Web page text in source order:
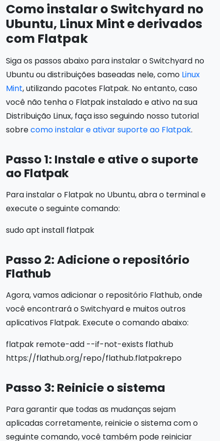
Como instalar o Switchyard no
Ubuntu, Linux Mint e derivados
com Flatpak
Siga os passos abaixo para instalar o Switchyard no
Ubuntu ou distribuições baseadas nele, como Linux
Mint, utilizando pacotes Flatpak. No entanto, caso
você não tenha o Flatpak instalado e ativo na sua
Distribuição Linux, faça isso seguindo nosso tutorial
sobrecomo instalar e ativar suporte ao Flatpak.
Passo 1: Instale e ative o suporte
ao Flatpak
Para instalar o Flatpak no Ubuntu, abra o terminal e
execute o seguinte comando:
sudo apt install flatpak
Passo 2: Adicione o repositório
Flathub
Agora, vamos adicionar o repositório Flathub, onde
você encontrará o Switchyard e muitos outros
aplicativos Flatpak. Execute o comando abaixo:
flatpak remote-add --if-not-exists flathub
https://flathub.org/repo/flathub.flatpakrepo
Passo 3: Reinicie o sistema
Para garantir que todas as mudanças sejam
aplicadas corretamente, reinicie o sistema com o
seguinte comando, você também pode reiniciar